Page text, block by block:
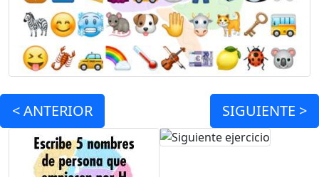
<ANTERIOR SIGUIENTE >